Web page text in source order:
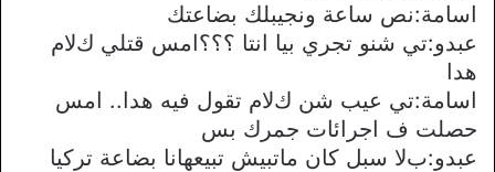
اسامة:نص ساعة ونجيبلك بضاعتك
عبدو:تي شنو تجري بيا انتا ؟؟؟امس قتلي كﻻم
هدا
اسامة:تي عيب شن كﻻم تقول فيه هدا.. امس
حصلت ف اجرائات جمرك بس
عبدو:بﻻ سبل كان ماتبيش تبيعهانا بضاعة تركيا